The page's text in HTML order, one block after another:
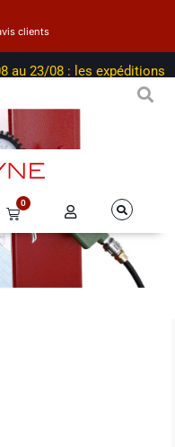
clients
au 23/08 : les expéditions
commercial reste
mail.
promotions de l’été ici !
0
- VL-VU
/ Démonte pneu